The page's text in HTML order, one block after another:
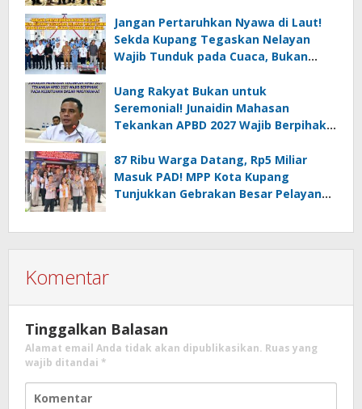
Jangan Pertaruhkan Nyawa di Laut!
Sekda Kupang Tegaskan Nelayan
Wajib Tunduk pada Cuaca, Bukan
Uang Rakyat Bukan untuk
Seremonial! Junaidin Mahasan
Tekankan APBD 2027 Wajib Berpihak
87 Ribu Warga Datang, Rp5 Miliar
Masuk PAD! MPP Kota Kupang
Tunjukkan Gebrakan Besar Pelayanan
Komentar
Tinggalkan Balasan
Alamat email Anda tidak akan dipublikasikan. Ruas yang
wajib ditandai *